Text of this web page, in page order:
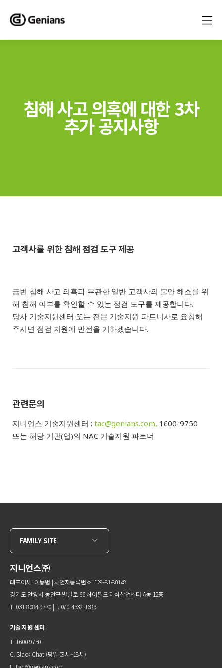
침해 사고 의혹에 대한 3차
추가 공지사항
고객사를 위한 침해 점검 도구 제공
금번 침해 사고 의혹과 무관한 일반 고객사의 불안 해소를 위
해 침해 여부를 확인할 수 있는 점검 도구를 제공합니다.
당사 기술지원센터 또는 전문 기술지원 파트너사로 요청해
주시면 점검 지원에 만전을 기하겠습니다.
관련문의
지니언스 기술지원센터 : tac@genians.com, 1600-9750
또는 해당 기관(업)의 NAC 기술지원 파트너
지니언스㈜
대표이사: 이동범 | 사업자등록번호: 129-81-80148
경기도 안양시 동안구 벌말로 66 하이필드 지식산업센터 A동 12층
T. 031-8084-9770 | F. 070-4332-1683
기술 지원 센터
T. 1600-9750
C. Slack Chat(평일 09시~18시)
E.tac@genians.com
FAMILY SITE